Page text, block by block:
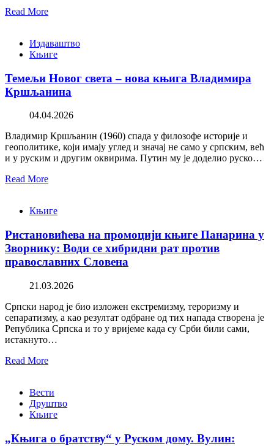
Read More
Издаваштво
Књиге
Темељи Новог света – нова књига Владимира
Кршљанина
04.04.2026
Владимир Кршљанин (1960) спада у филозофе историје и
геополитике, који имају углед и значај не само у српским, већ
и у руским и другим оквирима. Путин му је доделио руско…
Read More
Књиге
Ристановићева на промоцији књиге Панарина у
Зворнику: Води се хибридни рат против
православних Словена
21.03.2026
Српски народ је био изложен екстремизму, тероризму и
сепаратизму, а као резултат одбране од тих напада створена је
Република Српска и то у вријеме када су Срби били сами,
истакнуто…
Read More
Вести
Друштво
Књиге
„Књига о братству“ у Руском дому. Вулин: